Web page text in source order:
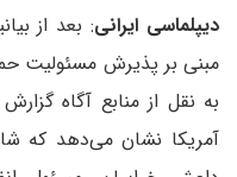
دیپلماسی ایرانی: بعد از
مبنی بر پذیرش مسئولیت
به نقل از منابع آگاه
آمریکا نشان می‌دهد که